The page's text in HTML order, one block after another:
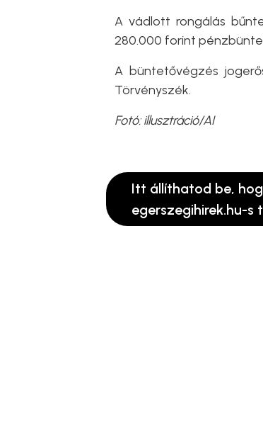
A vádlott rongálás
280.000 forint
A büntetővégzés
Törvényszék.
Fotó: illusztráció/AI
Itt állíthatod be,
egerszegihirek.hu-s